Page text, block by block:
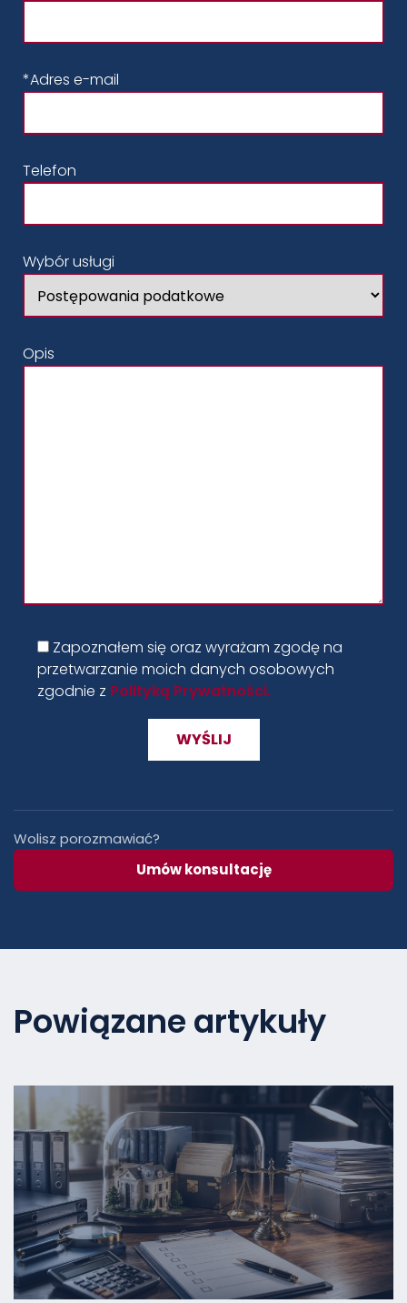
*Adres e-mail
Telefon
Wybór usługi
Opis
Zapoznałem się oraz wyrażam zgodę na
przetwarzanie moich danych osobowych
zgodnie z Polityką Prywatności.
Wolisz porozmawiać?
Umów konsultację
Powiązane artykuły